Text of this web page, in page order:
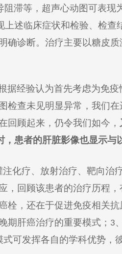
阻滞等，超声心动图可表现
述临床症状和检验、检
确诊断。治疗主要以糖皮
据经验认为首先考虑为免疫
检查未见明显异常， 我们在
回顾起来 ， 仍令我们如今 ，
，患者的肝脏影像也显示与
注化疗、 放射治疗、 靶向治
，回顾该患者的治疗历程
栓，还在于促进免疫相关
期肝癌治疗的重要模式； 3
式可发挥各自的学科优势